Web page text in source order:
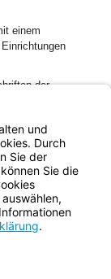
einem
der
Doppik,
die
die für die